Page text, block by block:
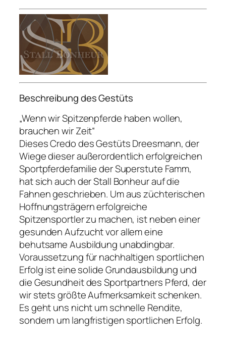
Beschreibung des Gestüts
„Wenn wir Spitzenpferde haben wollen,
brauchen wir Zeit“
Dieses Credo des Gestüts Dreesmann, der
Wiege dieser außerordentlich erfolgreichen
Sportpferdefamilie der Superstute Famm,
hat sich auch der Stall Bonheur auf die
Fahnen geschrieben. Um aus züchterischen
Hoffnungsträgern erfolgreiche
Spitzensportler zu machen, ist neben einer
gesunden Aufzucht vor allem eine
behutsame Ausbildung unabdingbar.
Voraussetzung für nachhaltigen sportlichen
Erfolg ist eine solide Grundausbildung und
die Gesundheit des Sportpartners Pferd, der
wir stets größte Aufmerksamkeit schenken.
Es geht uns nicht um schnelle Rendite,
sondern um langfristigen sportlichen Erfolg.